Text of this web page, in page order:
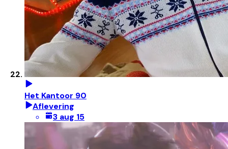
Het Kantoor 90
Aflevering
3 aug 15